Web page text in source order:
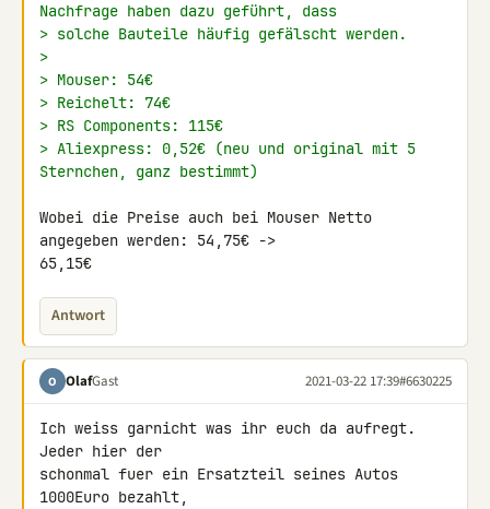
Nachfrage haben dazu geführt, dass
> solche Bauteile häufig gefälscht werden.
>
> Mouser: 54€
> Reichelt: 74€
> RS Components: 115€
> Aliexpress: 0,52€ (neu und original mit 5
Sternchen, ganz bestimmt)
Wobei die Preise auch bei Mouser Netto
angegeben werden: 54,75€ ->
65,15€
Antwort
O OlafGast 2021-03-22 17:39#6630225
Ich weiss garnicht was ihr euch da aufregt.
Jeder hier der
schonmal fuer ein Ersatzteil seines Autos
1000Euro bezahlt,